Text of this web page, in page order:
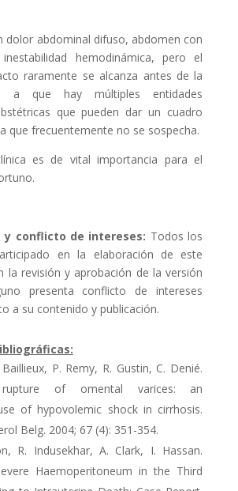
dolor abdominal difuso, abdomen con
hemodinámica, pero el
raramente se alcanza antes de la
a que hay múltiples entidades
que pueden dar un cuadro
que frecuentemente no se sospecha.
es de vital importancia para el
y conflicto de intereses: Todos los
en la elaboración de este
la revisión y aprobación de la versión
presenta conflicto de intereses
a su contenido y publicación.
P. Remy, R. Gustin, C. Denié.
rupture of omental varices: an
of hypovolemic shock in cirrhosis.
Belg. 2004; 67 (4): 351-354.
R. Indusekhar, A. Clark, I. Hassan.
Haemoperitoneum in the Third